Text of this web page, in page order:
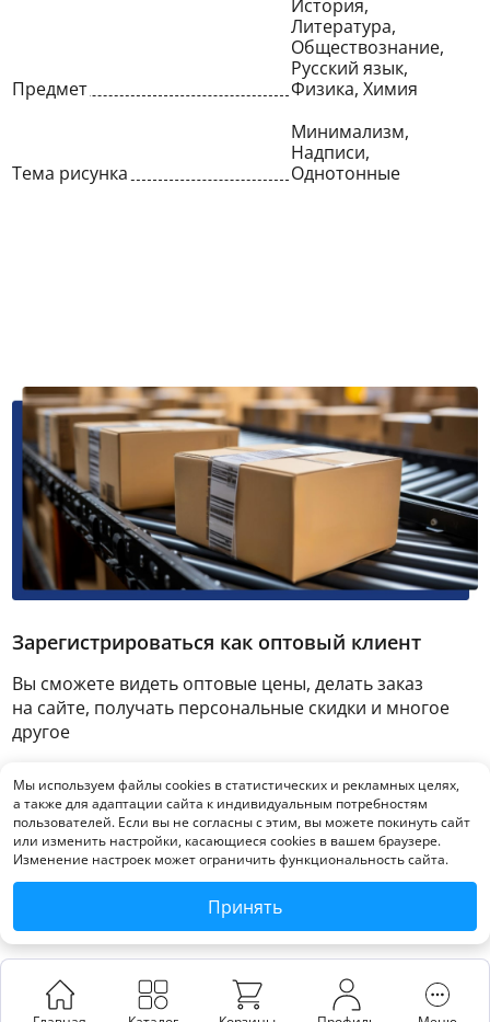
Предмет
История,
Литература,
Обществознание,
Русский язык,
Физика, Химия
Тема рисунка
Минимализм,
Надписи,
Однотонные
Зарегистрироваться как оптовый клиент
Вы сможете видеть оптовые цены, делать заказ
на сайте, получать персональные скидки и многое
другое
Зарегистрироваться
Мы используем файлы cookies в статистических и рекламных целях,
а также для адаптации сайта к индивидуальным потребностям
пользователей. Если вы не согласны с этим, вы можете покинуть сайт
или изменить настройки, касающиеся cookies в вашем браузере.
Изменение настроек может ограничить функциональность сайта.
Принять